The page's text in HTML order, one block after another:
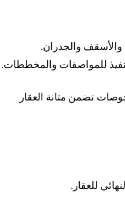
والأسقف والجدران.
للمواصفات والمخططات.
تضمن متانة العقار
للعقار.